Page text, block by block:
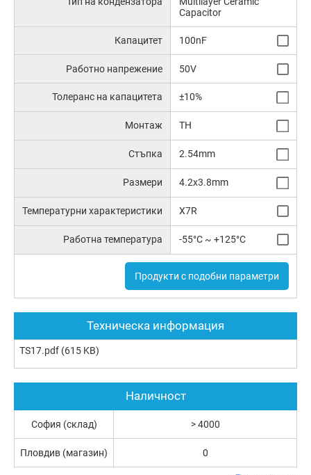
Capacitor
Капацитет 100nF
Работно напрежение 50V
Толеранс на капацитета ±10%
Монтаж TH
Стъпка 2.54mm
Размери 4.2x3.8mm
Температурни характеристики X7R
Работна температура -55°C ~ +125°C
Продукти с подобни параметри
Техническа информация
TS17.pdf (615 KB)
Наличност
София (склад) > 4000
Пловдив (магазин) 0